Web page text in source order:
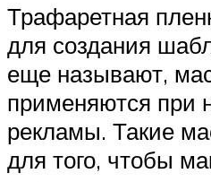
Трафаретная
для создания
еще называют,
применяются при
рекламы. Такие
для того, чтобы